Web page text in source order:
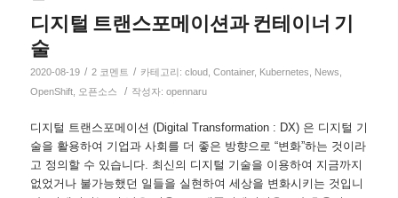
디지털 트랜스포메이션과 컨테이너 기
술
2020-08-19 / 2 코멘트 / 카테고리: cloud, Container, Kubernetes News
OpenShift, 오픈소스 / 작성자: opennaru
디지털 트랜스포메이션 (Digital Transformation : DX) 은 디지털 기
술을 활용하여 기업과 사회를 더 좋은 방향으로 “변화”하는 것이라
고 정의할 수 있습니다. 최신의 디지털 기술을 이용하여 지금까지
없었거나 불가능했던 일들을 실현하여 세상을 변화시키는 것입니